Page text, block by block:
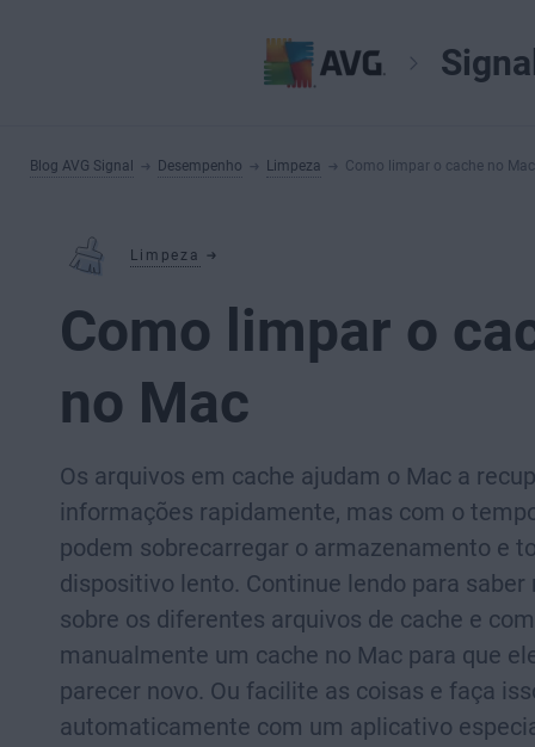
Blog AVG Signal Desempenho Limpeza Como limpar o cache no Mac
Limpeza
Como limpar o
no Mac
Os arquivos em cache ajudam o Mac a
informações rapidamente, mas com o
podem sobrecarregar o armazenamento e
dispositivo lento. Continue lendo para saber
sobre os diferentes arquivos de cache e
manualmente um cache no Mac para que
parecer novo. Ou facilite as coisas e faça
automaticamente com um aplicativo